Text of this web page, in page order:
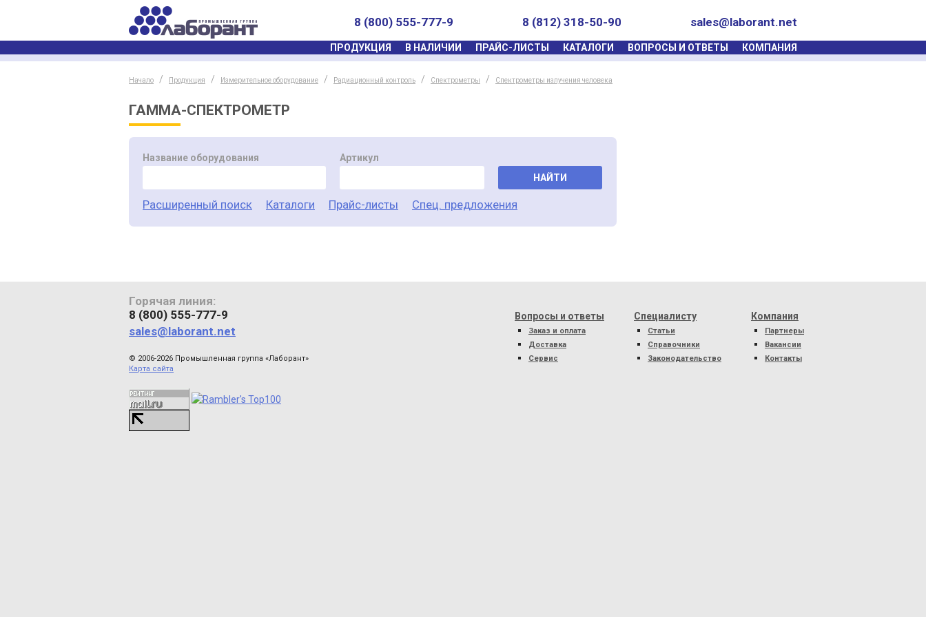
sales@laborant.net
8 (812) 318-50-90
8 (800) 555-777-9
ПРОДУКЦИЯ В НАЛИЧИИ ПРАЙС-ЛИСТЫ КАТАЛОГИ ВОПРОСЫ И ОТВЕТЫ КОМПАНИЯ
Начало Продукция Измерительное оборудование Радиационный контроль Спектрометры Спектрометры излучения человека
ГАММА-СПЕКТРОМЕТР
Название оборудования
Артикул
НАЙТИ
Расширенный поиск Каталоги Прайс-листы Спец. предложения
Горячая линия:
8 (800) 555-777-9
sales@laborant.net
Вопросы и ответы
Заказ и оплата
Доставка
Сервис
Специалисту
Статьи
Справочники
Законодательство
Компания
Партнеры
Вакансии
Контакты
© 2006-2026 Промышленная группа «Лаборант»
Карта сайта